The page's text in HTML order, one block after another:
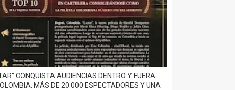
CONQUISTA AUDIENCIAS DENTRO Y FUERA
MÁS DE 20.000 ESPECTADORES Y UNA